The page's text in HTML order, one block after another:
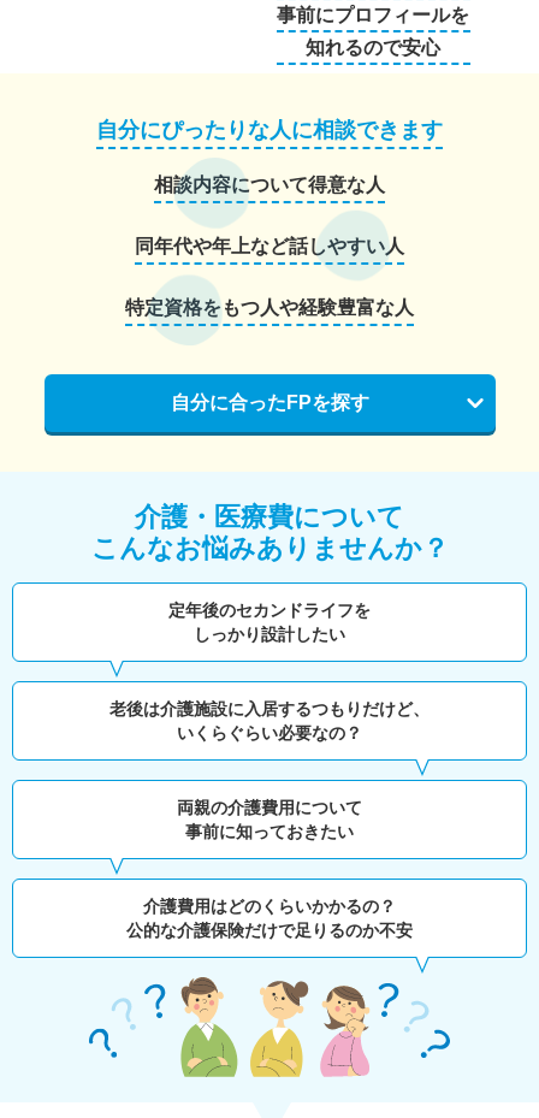
事前にプロフィールを
知れるので安心
自分にぴったりな人に相談できます
相談内容について得意な人
同年代や年上など話しやすい人
特定資格をもつ人や経験豊富な人
自分に合ったFPを探す
介護・医療費について
こんなお悩みありませんか？
定年後のセカンドライフを
しっかり設計したい
老後は介護施設に入居するつもりだけど、
いくらぐらい必要なの？
両親の介護費用について
事前に知っておきたい
介護費用はどのくらいかかるの？
公的な介護保険だけで足りるのか不安